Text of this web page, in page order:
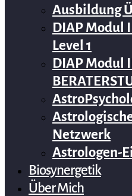
Ausbildung
DIAP Modul
Level 1
DIAP Modul
Netzwerk
Astrologen-
Biosynergetik
Über Mich